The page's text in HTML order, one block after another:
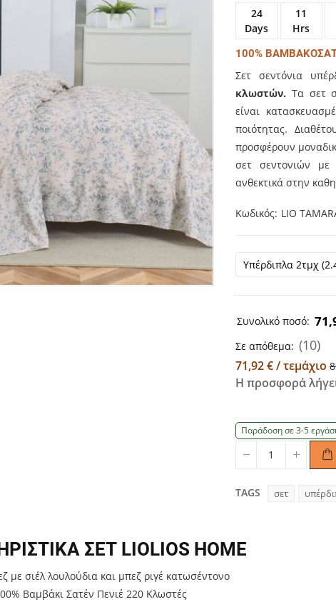
24
Days
11
Hrs
100%
Σετ σεντόνια
κλωστών. Τα σετ
είναι
ποιότητας.
προσφέρουν
σετ σεντονιών με
ανθεκτικά στην
Κωδικός LIO
Συνολικό ποσό:
Σε απόθεμα: (10)
71,92 € / τεμάχιο
Η προσφορά
Παράδοση σε 3-5
Quantity
TAGS σετ
ΣΕΤ LIOLIOS HOME
με σιέλ λουλούδια και μπεζ ριγέ κατωσέντονο
Βαμβάκι Σατέν Πενιέ 220 Κλωστές